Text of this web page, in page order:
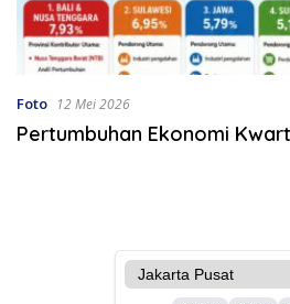
Foto 12 Mei 2026
Pertumbuhan Ekonomi